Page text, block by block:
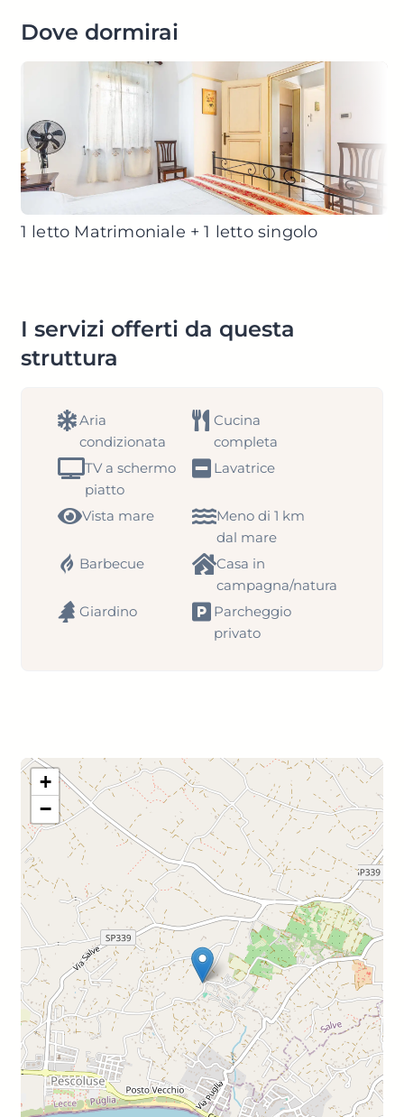
Dove dormirai
1 letto Matrimoniale + 1 letto singolo
I servizi offerti da questa
struttura
Aria
condizionata
Cucina
completa
TV a schermo
piatto
Lavatrice
Vista mare
Meno di 1 km
dal mare
Barbecue
Casa in
campagna/natura
Giardino
Parcheggio
privato
+
−